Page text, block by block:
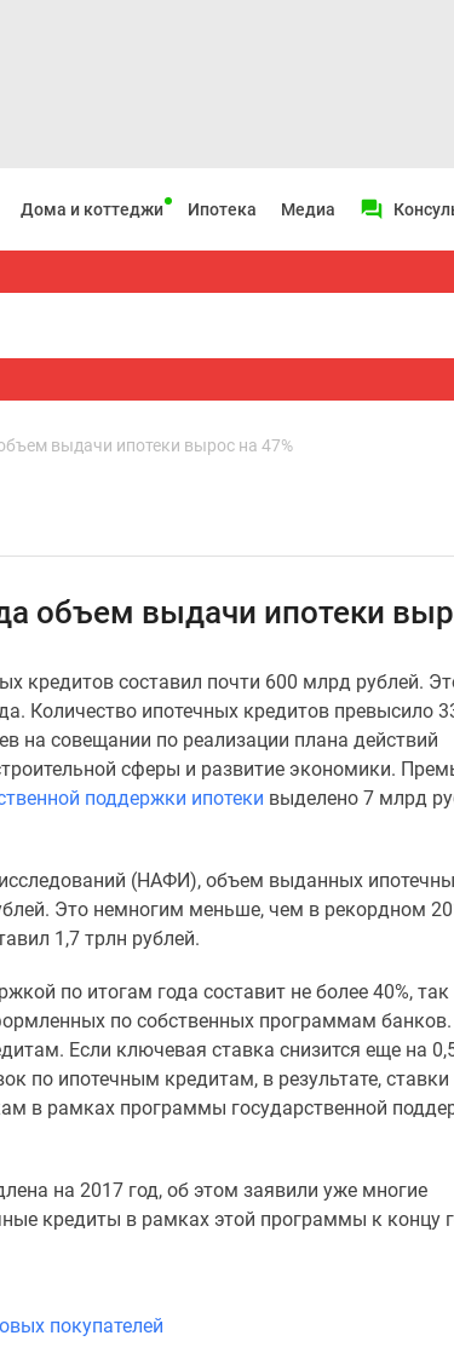
Дома и коттеджи Ипотека Медиа
выдачи ипотеки вырос на 47%
объем выдачи ипотеки
кредитов составил почти 600 млрд рублей.
Количество ипотечных кредитов превысило
на совещании по реализации плана действий
сферы и развитие экономики.
поддержки ипотеки выделено 7 млрд
(НАФИ), объем выданных
Это немногим меньше, чем в рекордном
1,7 трлн рублей.
по итогам года составит не более 40%, так
по собственных программам
Если ключевая ставка снизится еще на
по ипотечным кредитам, в результате, ставки
в рамках программы государственной
на 2017 год, об этом заявили уже многие
кредиты в рамках этой программы к концу
покупателей